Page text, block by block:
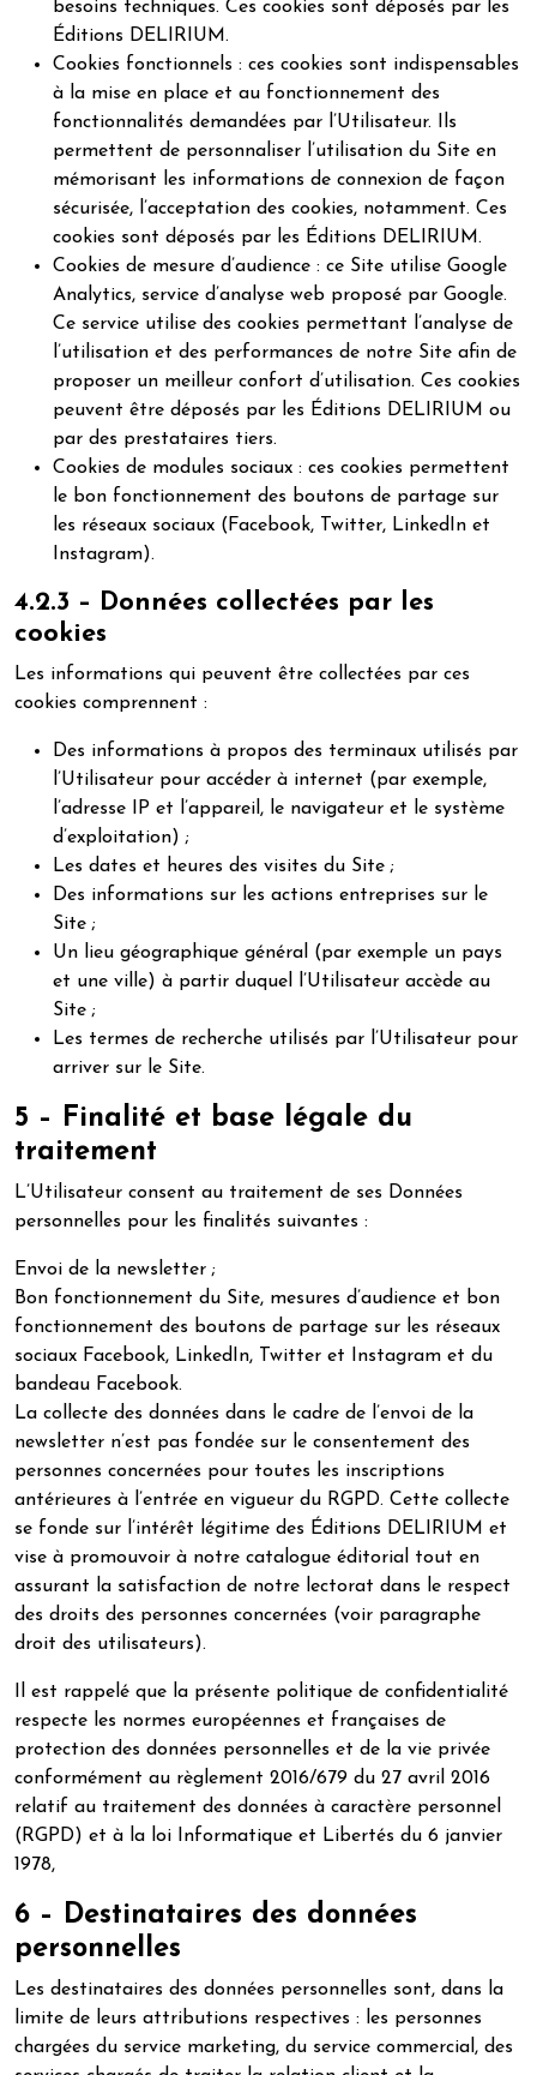
besoins techniques. Ces cookies sont déposés par les
Éditions DELIRIUM.
Cookies fonctionnels : ces cookies sont indispensables
à la mise en place et au fonctionnement des
fonctionnalités demandées par l’Utilisateur. Ils
permettent de personnaliser l’utilisation du Site en
mémorisant les informations de connexion de façon
sécurisée, l’acceptation des cookies, notamment. Ces
cookies sont déposés par les Éditions DELIRIUM.
Cookies de mesure d’audience : ce Site utilise Google
Analytics, service d’analyse web proposé par Google.
Ce service utilise des cookies permettant l’analyse de
l’utilisation et des performances de notre Site afin de
proposer un meilleur confort d’utilisation. Ces cookies
peuvent être déposés par les Éditions DELIRIUM ou
par des prestataires tiers.
Cookies de modules sociaux : ces cookies permettent
le bon fonctionnement des boutons de partage sur
les réseaux sociaux (Facebook, Twitter, LinkedIn et
Instagram).
4.2.3 – Données collectées par les
cookies
Les informations qui peuvent être collectées par ces
cookies comprennent :
Des informations à propos des terminaux utilisés par
l’Utilisateur pour accéder à internet (par exemple,
l’adresse IP et l’appareil, le navigateur et le système
d’exploitation) ;
Les dates et heures des visites du Site ;
Des informations sur les actions entreprises sur le
Site ;
Un lieu géographique général (par exemple un pays
et une ville) à partir duquel l’Utilisateur accède au
Site ;
Les termes de recherche utilisés par l’Utilisateur pour
arriver sur le Site.
5 – Finalité et base légale du
traitement
L’Utilisateur consent au traitement de ses Données
personnelles pour les finalités suivantes :
Envoi de la newsletter ;
Bon fonctionnement du Site, mesures d’audience et bon
fonctionnement des boutons de partage sur les réseaux
sociaux Facebook, LinkedIn, Twitter et Instagram et du
bandeau Facebook.
La collecte des données dans le cadre de l’envoi de la
newsletter n’est pas fondée sur le consentement des
personnes concernées pour toutes les inscriptions
antérieures à l’entrée en vigueur du RGPD. Cette collecte
se fonde sur l’intérêt légitime des Éditions DELIRIUM et
vise à promouvoir à notre catalogue éditorial tout en
assurant la satisfaction de notre lectorat dans le respect
des droits des personnes concernées (voir paragraphe
droit des utilisateurs).
Il est rappelé que la présente politique de confidentialité
respecte les normes européennes et françaises de
protection des données personnelles et de la vie privée
conformément au règlement 2016/679 du 27 avril 2016
relatif au traitement des données à caractère personnel
(RGPD) et à la loi Informatique et Libertés du 6 janvier
1978,
6 – Destinataires des données
personnelles
Les destinataires des données personnelles sont, dans la
limite de leurs attributions respectives : les personnes
chargées du service marketing, du service commercial, des